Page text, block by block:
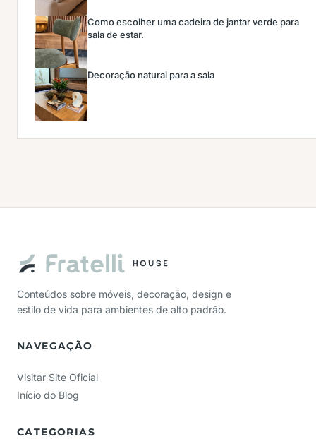
Como escolher uma cadeira de jantar verde para
sala de estar.
Decoração natural para a sala
Conteúdos sobre móveis, decoração, design e
estilo de vida para ambientes de alto padrão.
NAVEGAÇÃO
Visitar Site Oficial
Início do Blog
CATEGORIAS